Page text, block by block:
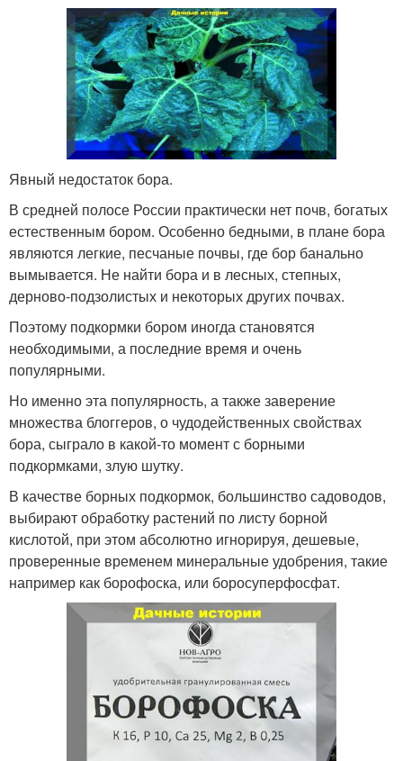
Явный недостаток бора.
В средней полосе России практически нет почв, богатых
естественным бором. Особенно бедными, в плане бора
являются легкие, песчаные почвы, где бор банально
вымывается. Не найти бора и в лесных, степных,
дерново-подзолистых и некоторых других почвах.
Поэтому подкормки бором иногда становятся
необходимыми, а последние время и очень
популярными.
Но именно эта популярность, а также заверение
множества блоггеров, о чудодейственных свойствах
бора, сыграло в какой-то момент с борными
подкормками, злую шутку.
В качестве борных подкормок, большинство садоводов,
выбирают обработку растений по листу борной
кислотой, при этом абсолютно игнорируя, дешевые,
проверенные временем минеральные удобрения, такие
например как борофоска, или боросуперфосфат.